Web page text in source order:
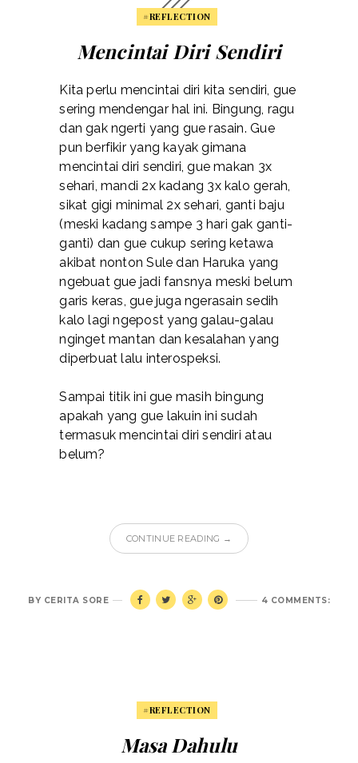
#REFLECTION
Mencintai Diri Sendiri
Kita perlu mencintai diri kita sendiri, gue
sering mendengar hal ini. Bingung, ragu
dan gak ngerti yang gue rasain. Gue
pun berfikir yang kayak gimana
mencintai diri sendiri, gue makan 3x
sehari, mandi 2x kadang 3x kalo gerah,
sikat gigi minimal 2x sehari, ganti baju
(meski kadang sampe 3 hari gak ganti-
ganti) dan gue cukup sering ketawa
akibat nonton Sule dan Haruka yang
ngebuat gue jadi fansnya meski belum
garis keras, gue juga ngerasain sedih
kalo lagi ngepost yang galau-galau
nginget mantan dan kesalahan yang
diperbuat lalu interospeksi.
Sampai titik ini gue masih bingung
apakah yang gue lakuin ini sudah
termasuk mencintai diri sendiri atau
belum?
CONTINUE READING →
4 COMMENTS:
BY CERITA SORE
#REFLECTION
Masa Dahulu